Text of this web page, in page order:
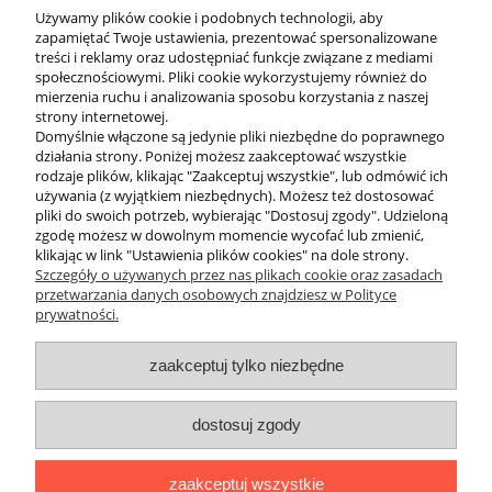
Wybierając maskę z jedną szybą, zwróć uwagę na jakość
zastosowanego silikonu. W ofercie sklepu nurkowego Divepl.pl
znajdziesz modele wykonane z ultra-miękkiego silikonu premium,
który gwarantuje idealne przyleganie do twarzy, nawet przy
większym zaroście.
Oferujemy produkty od liderów rynku, takich jak Scubapro,
Oceanic, Nowiteam czy Tecline. Wiele z nich posiada powłoki
antyrefleksyjne (Anti-Reflective Control) oraz szkła typu Optical
Glass, które poprawiają kontrast i nasycenie barw pod wodą.
Niezależnie od tego, czy szukasz maski do rekreacyjnego
nurkowania w ciepłych krajach, czy solidnego sprzętu na polskie
wody, nasze maski jednoszybowe spełnią Twoje oczekiwania.
O nas
Obsługa klienta
Pomoc
Używamy plików cookie i podobnych technologii, aby
zapamiętać Twoje ustawienia, prezentować spersonalizowane
treści i reklamy oraz udostępniać funkcje związane z mediami
społecznościowymi. Pliki cookie wykorzystujemy również do
mierzenia ruchu i analizowania sposobu korzystania z naszej
strony internetowej.
Domyślnie włączone są jedynie pliki niezbędne do poprawnego
działania strony. Poniżej możesz zaakceptować wszystkie
rodzaje plików, klikając "Zaakceptuj wszystkie", lub odmówić ich
używania (z wyjątkiem niezbędnych). Możesz też dostosować
pliki do swoich potrzeb, wybierając "Dostosuj zgody". Udzieloną
zgodę możesz w dowolnym momencie wycofać lub zmienić,
klikając w link "Ustawienia plików cookies" na dole strony.
Szczegóły o używanych przez nas plikach cookie oraz zasadach
przetwarzania danych osobowych znajdziesz w Polityce
prywatności.
zaakceptuj tylko niezbędne
dostosuj zgody
zaakceptuj wszystkie